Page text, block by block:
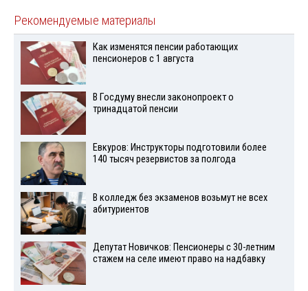
Рекомендуемые материалы
Как изменятся пенсии работающих
пенсионеров с 1 августа
В Госдуму внесли законопроект о
тринадцатой пенсии
Евкуров: Инструкторы подготовили более
140 тысяч резервистов за полгода
В колледж без экзаменов возьмут не всех
абитуриентов
Депутат Новичков: Пенсионеры с 30-летним
стажем на селе имеют право на надбавку